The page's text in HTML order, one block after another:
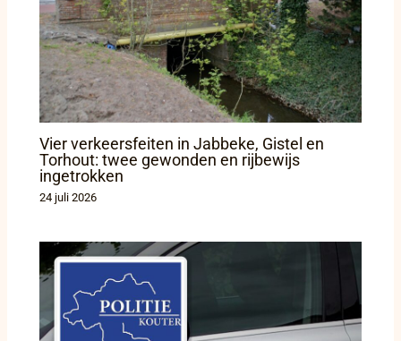
Vier verkeersfeiten in Jabbeke, Gistel en
Torhout: twee gewonden en rijbewijs
ingetrokken
24 juli 2026